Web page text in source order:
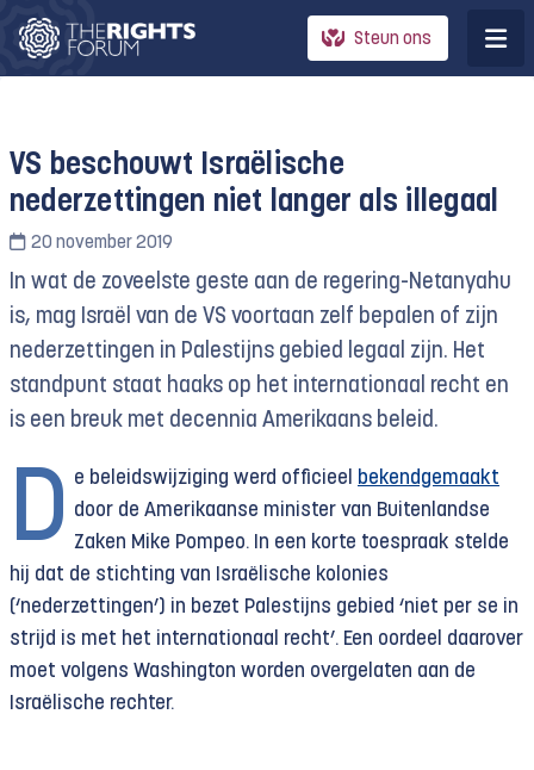
Steun ons
VS beschouwt Israëlische
nederzettingen niet langer als illegaal
20 november 2019
In wat de zoveelste geste aan de regering-Netanyahu
is, mag Israël van de VS voortaan zelf bepalen of zijn
nederzettingen in Palestijns gebied legaal zijn. Het
standpunt staat haaks op het internationaal recht en
is een breuk met decennia Amerikaans beleid.
D e beleidswijziging werd officieel
bekendgemaakt
door de Amerikaanse minister van Buitenlandse
Zaken Mike Pompeo. In een korte toespraak stelde
hij dat de stichting van Israëlische kolonies
(‘nederzettingen’) in bezet Palestijns gebied ‘niet per se in
strijd is met het internationaal recht’. Een oordeel daarover
moet volgens Washington worden overgelaten aan de
Israëlische rechter.